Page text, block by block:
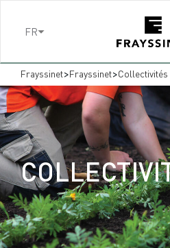
FR
Frayssinet>Frayssinet>Collectivités